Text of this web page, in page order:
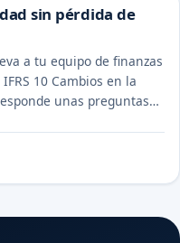
sin pérdida de
a tu equipo de finanzas
10 Cambios en la
unas preguntas